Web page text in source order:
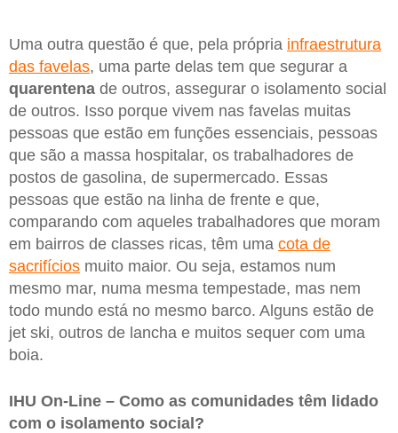
Uma outra questão é que, pela própria infraestrutura
das favelas, uma parte delas tem que segurar a
quarentena de outros, assegurar o isolamento social
de outros. Isso porque vivem nas favelas muitas
pessoas que estão em funções essenciais, pessoas
que são a massa hospitalar, os trabalhadores de
postos de gasolina, de supermercado. Essas
pessoas que estão na linha de frente e que,
comparando com aqueles trabalhadores que moram
em bairros de classes ricas, têm uma cota de
sacrifícios muito maior. Ou seja, estamos num
mesmo mar, numa mesma tempestade, mas nem
todo mundo está no mesmo barco. Alguns estão de
jet ski, outros de lancha e muitos sequer com uma
boia.
IHU On-Line – Como as comunidades têm lidado
com o isolamento social?